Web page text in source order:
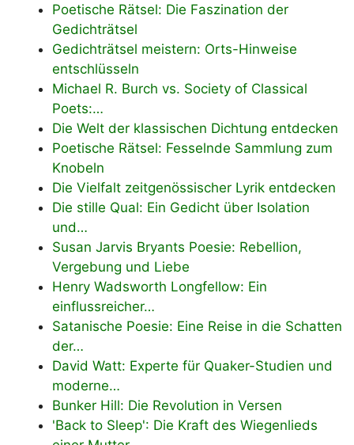
Poetische Rätsel: Die Faszination der
Gedichträtsel
Gedichträtsel meistern: Orts-Hinweise
entschlüsseln
Michael R. Burch vs. Society of Classical
Poets:…
Die Welt der klassischen Dichtung entdecken
Poetische Rätsel: Fesselnde Sammlung zum
Knobeln
Die Vielfalt zeitgenössischer Lyrik entdecken
Die stille Qual: Ein Gedicht über Isolation
und…
Susan Jarvis Bryants Poesie: Rebellion,
Vergebung und Liebe
Henry Wadsworth Longfellow: Ein
einflussreicher…
Satanische Poesie: Eine Reise in die Schatten
der…
David Watt: Experte für Quaker-Studien und
moderne…
Bunker Hill: Die Revolution in Versen
'Back to Sleep': Die Kraft des Wiegenlieds